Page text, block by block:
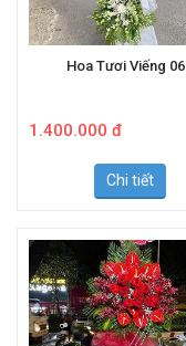
Hoa Tươi Viếng 064
Chi tiết